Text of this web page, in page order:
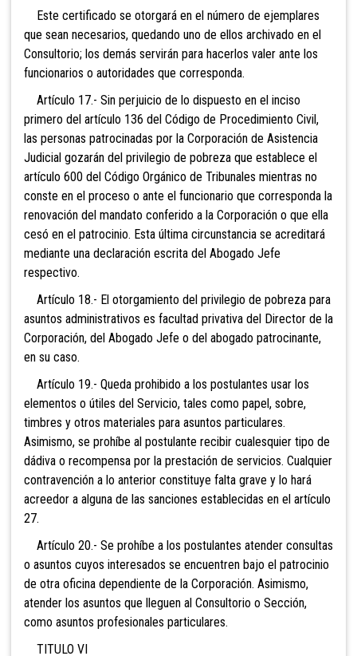
Este certificado se otorgará en el número de ejemplares
que sean necesarios, quedando uno de ellos archivado en el
Consultorio; los demás servirán para hacerlos valer ante los
funcionarios o autoridades que corresponda.
Artículo 17.- Sin perjuicio de lo dispuesto en el inciso
primero del artículo 136 del Código de Procedimiento Civil,
las personas patrocinadas por la Corporación de Asistencia
Judicial gozarán del privilegio de pobreza que establece el
artículo 600 del Código Orgánico de Tribunales mientras no
conste en el proceso o ante el funcionario que corresponda la
renovación del mandato conferido a la Corporación o que ella
cesó en el patrocinio. Esta última circunstancia se acreditará
mediante una declaración escrita del Abogado Jefe
respectivo.
Artículo 18.- El otorgamiento del privilegio de pobreza para
asuntos administrativos es facultad privativa del Director de la
Corporación, del Abogado Jefe o del abogado patrocinante,
en su caso.
Artículo 19.- Queda prohibido a los postulantes usar los
elementos o útiles del Servicio, tales como papel, sobre,
timbres y otros materiales para asuntos particulares.
Asimismo, se prohíbe al postulante recibir cualesquier tipo de
dádiva o recompensa por la prestación de servicios. Cualquier
contravención a lo anterior constituye falta grave y lo hará
acreedor a alguna de las sanciones establecidas en el artículo
27.
Artículo 20.- Se prohíbe a los postulantes atender consultas
o asuntos cuyos interesados se encuentren bajo el patrocinio
de otra oficina dependiente de la Corporación. Asimismo,
atender los asuntos que lleguen al Consultorio o Sección,
como asuntos profesionales particulares.
TITULO VI